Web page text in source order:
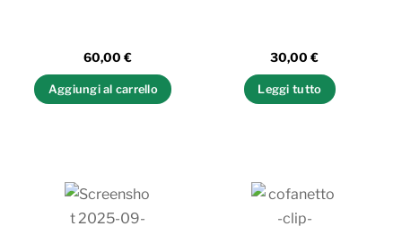
60,00 €
Aggiungi al carrello
30,00 €
Leggi tutto